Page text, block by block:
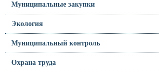
Муниципальные закупки
Экология
Муниципальный контроль
Охрана труда